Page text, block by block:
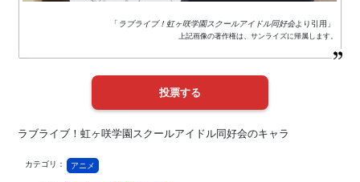
「 ラブライブ！虹ヶ咲学園スクールアイドル同好会より引用」
上記画像の著作権は、サンライズに帰属します。
ラブライブ！虹ヶ咲学園スクールアイドル同好会のキャラ
カテゴリ： アニメ